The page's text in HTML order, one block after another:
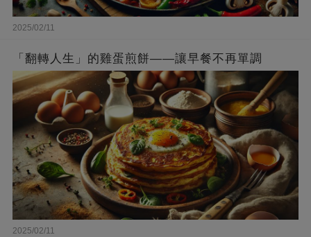
2025/02/11
「翻轉人生」的雞蛋煎餅——讓早餐不再單調
2025/02/11